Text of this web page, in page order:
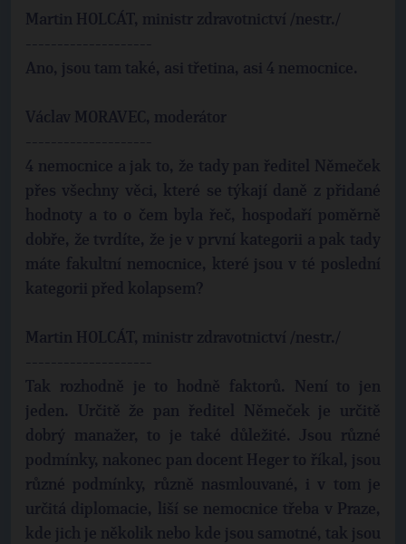
Martin HOLCÁT, ministr zdravotnictví /nestr./
--------------------
Ano, jsou tam také, asi třetina, asi 4 nemocnice.
Václav MORAVEC, moderátor
--------------------
4 nemocnice a jak to, že tady pan ředitel Němeček
přes všechny věci, které se týkají daně z přidané
hodnoty a to o čem byla řeč, hospodaří poměrně
dobře, že tvrdíte, že je v první kategorii a pak tady
máte fakultní nemocnice, které jsou v té poslední
kategorii před kolapsem?
Martin HOLCÁT, ministr zdravotnictví /nestr./
--------------------
Tak rozhodně je to hodně faktorů. Není to jen
jeden. Určitě že pan ředitel Němeček je určitě
dobrý manažer, to je také důležité. Jsou různé
podmínky, nakonec pan docent Heger to říkal, jsou
různé podmínky, různě nasmlouvané, i v tom je
určitá diplomacie, liší se nemocnice třeba v Praze,
kde jich je několik nebo kde jsou samotné, tak jsou